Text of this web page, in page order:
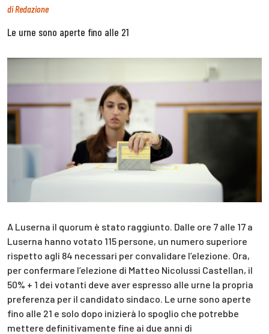
diRedazione
Le urne sono aperte fino alle 21
A Luserna il quorum è stato raggiunto. Dalle ore 7 alle 17 a
Luserna hanno votato 115 persone, un numero superiore
rispetto agli 84 necessari per convalidare l’elezione. Ora,
per confermare l’elezione di Matteo Nicolussi Castellan, il
50% + 1 dei votanti deve aver espresso alle urne la propria
preferenza per il candidato sindaco. Le urne sono aperte
fino alle 21 e solo dopo inizierà lo spoglio che potrebbe
mettere definitivamente fine ai due anni di